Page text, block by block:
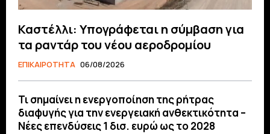
Καστέλλι: Υπογράφεται η σύμβαση για
τα ραντάρ του νέου αεροδρομίου
ΕΠΙΚΑΙΡΟΤΗΤΑ 06/08/2026
Τι σημαίνει η ενεργοποίηση της ρήτρας
διαφυγής για την ενεργειακή ανθεκτικότητα –
Νέες επενδύσεις 1 δισ. ευρώ ως το 2028